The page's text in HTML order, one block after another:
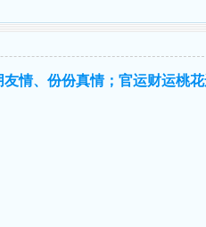
情、份份真情；官运财运桃